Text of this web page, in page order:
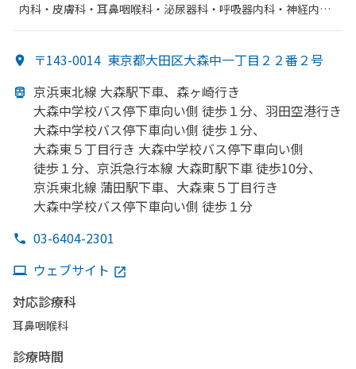
内科・​皮膚科・​耳鼻咽喉科・​泌尿器科・​呼吸器内科・​神経内
〒143-0014 東京都大田区大森中一丁目２２番２号
京浜東北線 大森駅下車、 森ヶ崎行き
大森中学校バス停下車向い側 徒歩１分、 羽田空港行き
大森中学校バス停下車向い側 徒歩１分、
大森東５丁目行き 大森中学校バス停下車向い側
徒歩１分、 京浜急行本線 大森町駅下車 徒歩10分、
京浜東北線 蒲田駅下車、 大森東５丁目行き
大森中学校バス停下車向い側 徒歩１分
03-6404-2301
ウェブサイト
対応診療科
耳鼻咽喉科
診療時間